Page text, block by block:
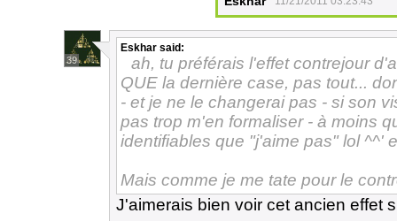
39
Eskhar said:
ah, tu préférais l'effet contrejour
QUE la dernière case, pas tout...
- et je ne le changerai pas - si son
pas trop m'en formaliser - à moins
identifiables que "j'aime pas" lol ^^'
Mais comme je me tate pour le
J'aimerais bien voir cet ancien effet